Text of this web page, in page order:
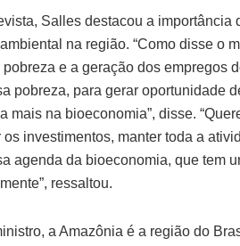
Salles destacou a
na região. “Como disse o
e a geração dos empregos
pobreza, para gerar oportunidade
mais na bioeconomia”, disse.
os investimentos, manter toda a
agenda da bioeconomia, que tem
ressaltou.
a Amazônia é a região do